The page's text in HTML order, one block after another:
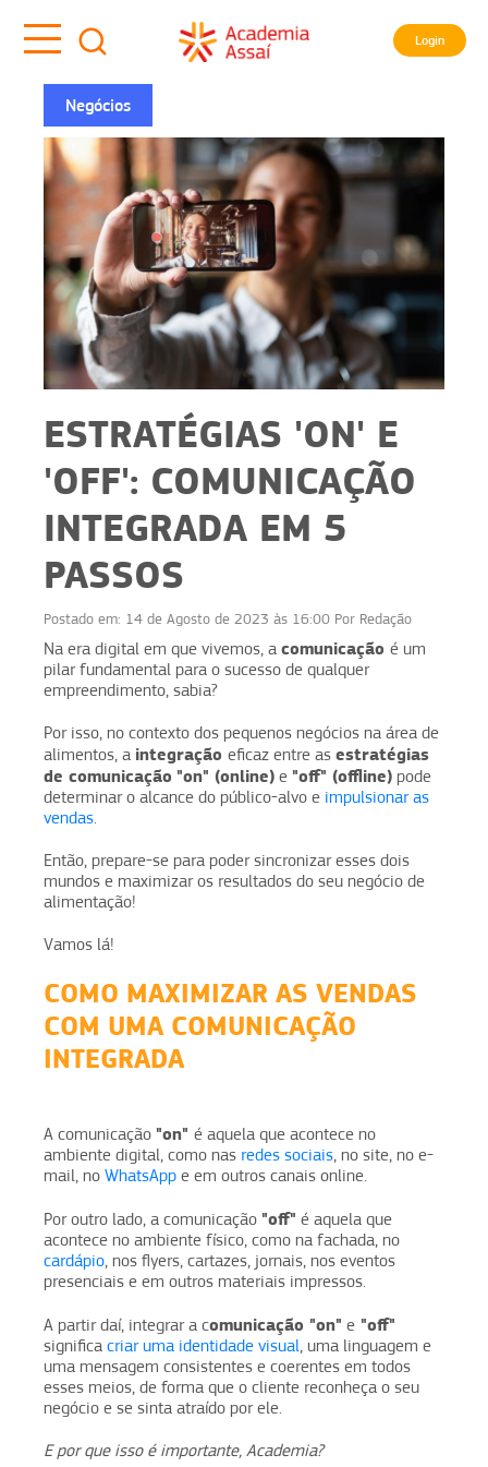
Login
Negócios
ESTRATÉGIAS 'ON' E
'OFF': COMUNICAÇÃO
INTEGRADA EM 5
PASSOS
Postado em: 14 de Agosto de 2023 às 16:00 Por Redação
Na era digital em que vivemos, a comunicação é um
pilar fundamental para o sucesso de qualquer
empreendimento, sabia?
Por isso, no contexto dos pequenos negócios na área de
alimentos, a integração eficaz entre as estratégias
de comunicação "on" (online) e "off" (offline) pode
determinar o alcance do público-alvo e impulsionar as
vendas.
Então, prepare-se para poder sincronizar esses dois
mundos e maximizar os resultados do seu negócio de
alimentação!
Vamos lá!
COMO MAXIMIZAR AS VENDAS
COM UMA COMUNICAÇÃO
INTEGRADA
A comunicação "on" é aquela que acontece no
ambiente digital, como nas redes sociais, no site, no e-
mail, no WhatsApp e em outros canais online.
Por outro lado, a comunicação "off" é aquela que
acontece no ambiente físico, como na fachada, no
cardápio, nos flyers, cartazes, jornais, nos eventos
presenciais e em outros materiais impressos.
A partir daí, integrar a comunicação "on" e "off"
significa criar uma identidade visual, uma linguagem e
uma mensagem consistentes e coerentes em todos
esses meios, de forma que o cliente reconheça o seu
negócio e se sinta atraído por ele.
E por que isso é importante, Academia?